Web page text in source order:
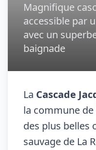
Magnifique
accessible par
avec un
baignade
La Cascade
la commune de
des plus belles
sauvage de La